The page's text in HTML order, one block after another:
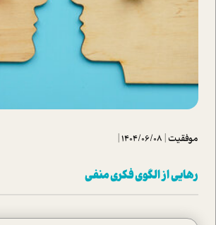
موفقیت|
1404/06/08
|
رهايي از الگوي فكري منفي